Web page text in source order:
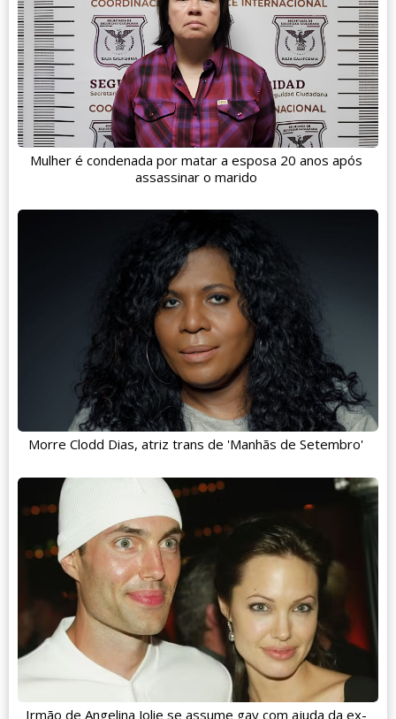
Mulher é condenada por matar a esposa 20 anos após
assassinar o marido
Morre Clodd Dias, atriz trans de 'Manhãs de Setembro'
Irmão de Angelina Jolie se assume gay com ajuda da ex-